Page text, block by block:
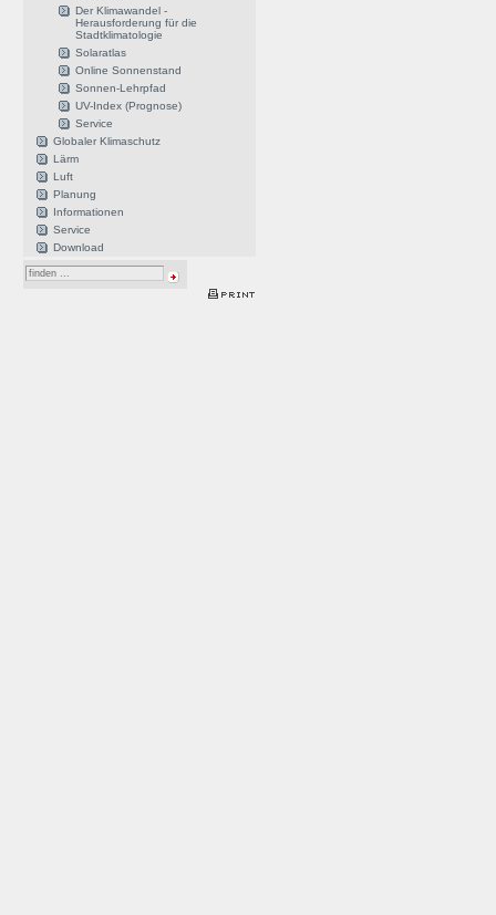
Der Klimawandel -
Herausforderung für die
Stadtklimatologie
Solaratlas
Online Sonnenstand
Sonnen-Lehrpfad
UV-Index (Prognose)
Service
Globaler Klimaschutz
Lärm
Luft
Planung
Informationen
Service
Download